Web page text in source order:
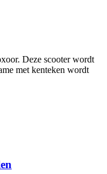
Deze scooter wordt
met kenteken wordt